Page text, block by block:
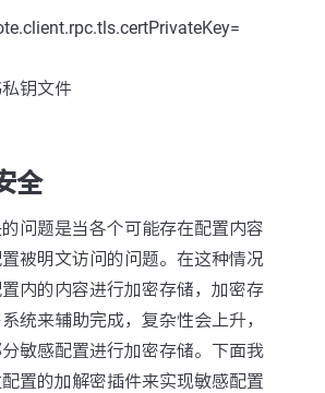
钥文件
全
问题是当各个可能存在配置内容
被明文访问的问题。在这种情况
内的内容进行加密存储，加密存
统来辅助完成，复杂性会上升，
敏感配置进行加密存储。下面我
置的加解密插件来实现敏感配置